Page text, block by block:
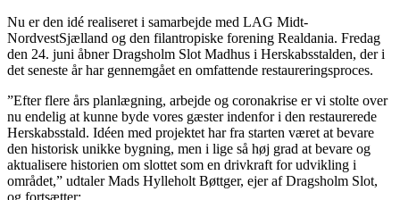
Nu er den idé realiseret i samarbejde med LAG Midt-
NordvestSjælland og den filantropiske forening Realdania. Fredag
den 24. juni åbner Dragsholm Slot Madhus i Herskabsstalden, der i
det seneste år har gennemgået en omfattende restaureringsproces.
”Efter flere års planlægning, arbejde og coronakrise er vi stolte over
nu endelig at kunne byde vores gæster indenfor i den restaurerede
Herskabsstald. Idéen med projektet har fra starten været at bevare
den historisk unikke bygning, men i lige så høj grad at bevare og
aktualisere historien om slottet som en drivkraft for udvikling i
området,” udtaler Mads Hylleholt Bøttger, ejer af Dragsholm Slot,